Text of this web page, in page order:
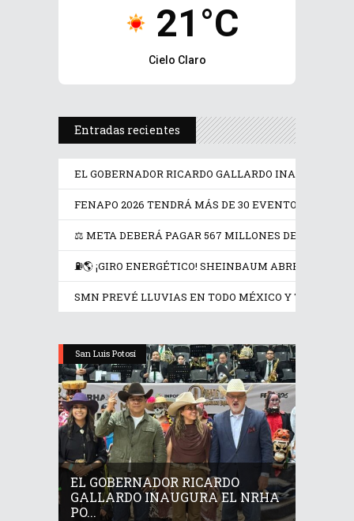
21°C
Cielo Claro
Entradas recientes
EL GOBERNADOR RICARDO GALLARDO INAUGURA
FENAPO 2026 TENDRÁ MÁS DE 30 EVENTOS
⚖️ META DEBERÁ PAGAR 567 MILLONES DE
⛽🌎 ¡GIRO ENERGÉTICO! SHEINBAUM ABRE LA
SMN PREVÉ LLUVIAS EN TODO MÉXICO Y
San Luis Potosí
EL GOBERNADOR RICARDO
GALLARDO INAUGURA EL NRHA
PO...